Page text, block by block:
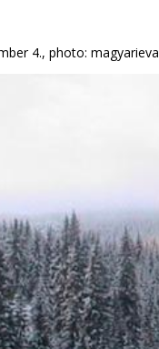
4., photo: magyarieva